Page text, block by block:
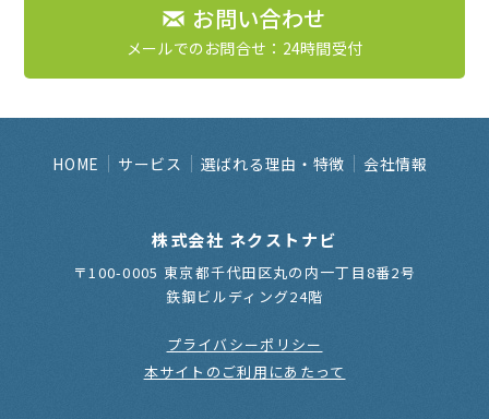
お問い合わせ
メールでのお問合せ：24時間受付
HOME サービス 選ばれる理由・特徴 会社情報
株式会社 ネクストナビ
〒100-0005 東京都千代田区丸の内一丁目8番2号
鉃鋼ビルディング24階
プライバシーポリシー
本サイトのご利用にあたって